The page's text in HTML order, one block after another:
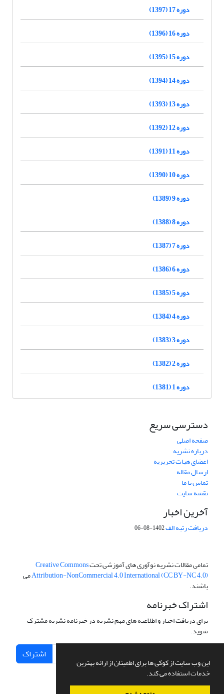
این وب سایت از کوکی ها برای اطمینان از ارائه بهترین
خدمات استفاده می کند.
دوره 17 (1397)
دوره 16 (1396)
دوره 15 (1395)
دوره 14 (1394)
دوره 13 (1393)
دوره 12 (1392)
دوره 11 (1391)
دوره 10 (1390)
دوره 9 (1389)
دوره 8 (1388)
دوره 7 (1387)
دوره 6 (1386)
دوره 5 (1385)
دوره 4 (1384)
دوره 3 (1383)
دوره 2 (1382)
دوره 1 (1381)
دسترسی سریع
صفحه اصلی
درباره نشریه
اعضای هیات تحریریه
ارسال مقاله
تماس با ما
نقشه سایت
آخرین اخبار
دریافت رتبه الف1402-08-06
تمامی مقالات نشریه نوآوری های آموزشی تحتCreative Commons
Attribution-NonCommercial 4.0 International (CC BY-NC 4.0)می
باشند.
اشتراک خبرنامه
برای دریافت اخبار و اطلاعیه های مهم نشریه در خبرنامه نشریه مشترک
شوید.
اشتراک